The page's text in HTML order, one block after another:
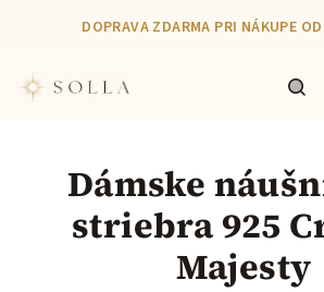
DOPRAVA ZDARMA PRI NÁKUPE
Dámske
striebra 925
Majesty